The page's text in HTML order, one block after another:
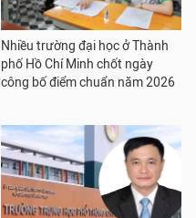
Nhiều trường đại học ở Thành
phố Hồ Chí Minh chốt ngày
công bố điểm chuẩn năm 2026